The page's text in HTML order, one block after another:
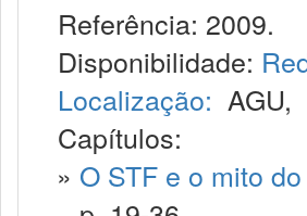
Referência: 2009.
Disponibilidade:
Localização: AGU,
Capítulos:
» O STF e o mito